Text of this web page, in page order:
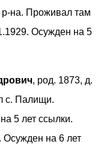
р-на. Проживал там
Осужден на 5
, род. 1873, д.
с. Палищи.
5 лет ссылки.
Осужден на 6 лет